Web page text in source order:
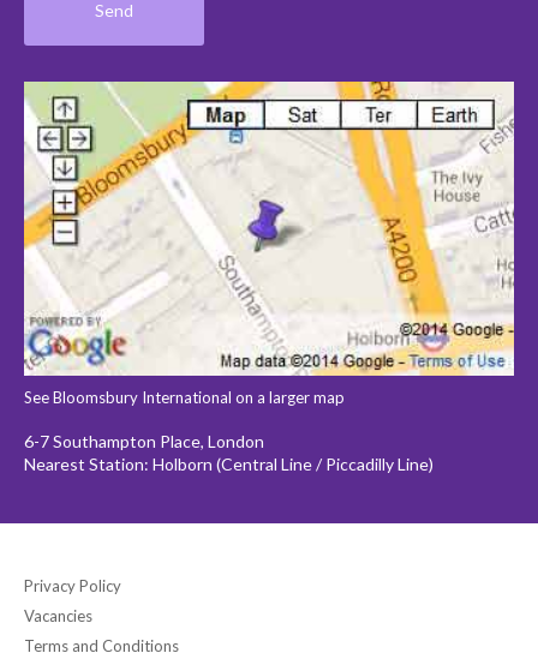
See Bloomsbury International on a larger map
6-7 Southampton Place, London
Nearest Station: Holborn (Central Line / Piccadilly Line)
Privacy Policy
Vacancies
Terms and Conditions